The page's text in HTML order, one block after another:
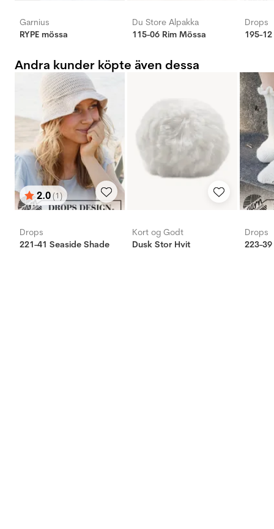
Garnius
RYPE mössa
Du Store Alpakka
115-06 Rim Mössa
Drops
195-
Andra kunder köpte även dessa
Betyg:
2.0(1)
utav 5 stjärnor
Drops
221-41 Seaside Shade
Kort og Godt
Dusk Stor Hvit
Drops
223-